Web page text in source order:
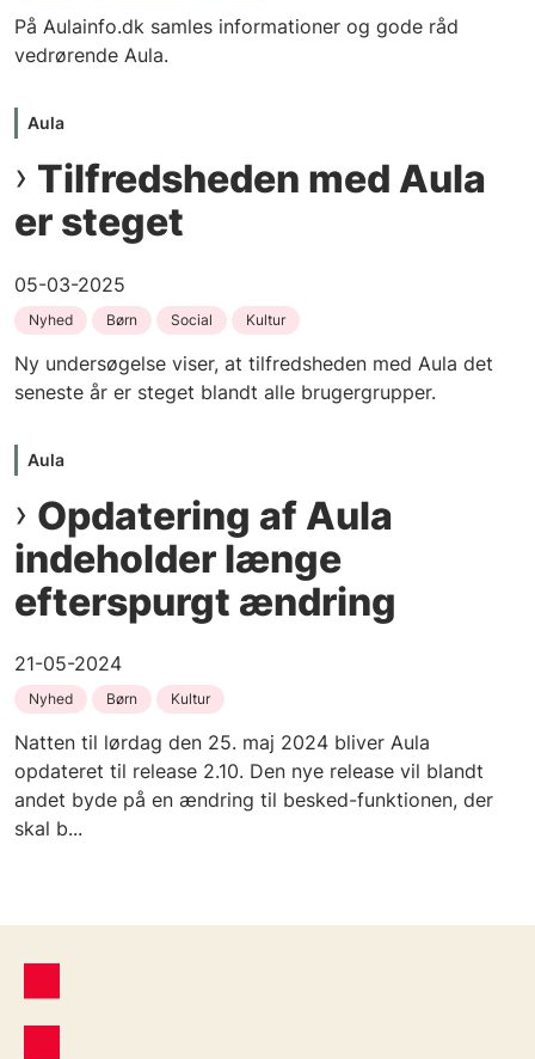
På Aulainfo.dk samles informationer og gode råd
vedrørende Aula.
Aula
Tilfredsheden med Aula
er steget
05-03-2025
Nyhed Børn Social Kultur
Ny undersøgelse viser, at tilfredsheden med Aula det
seneste år er steget blandt alle brugergrupper.
Aula
Opdatering af Aula
indeholder længe
efterspurgt ændring
21-05-2024
Nyhed Børn Kultur
Natten til lørdag den 25. maj 2024 bliver Aula
opdateret til release 2.10. Den nye release vil blandt
andet byde på en ændring til besked-funktionen, der
skal b...